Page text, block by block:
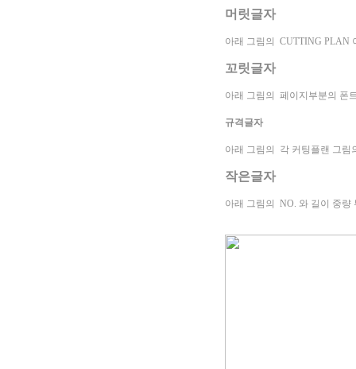
머릿글자
아래 그림의 CUTTING PLAN
꼬릿글자
아래 그림의 페이지부분의 폰
규격글자
아래 그림의 각 커팅플랜 그림
작은글자
아래 그림의 NO 와 길이 중량